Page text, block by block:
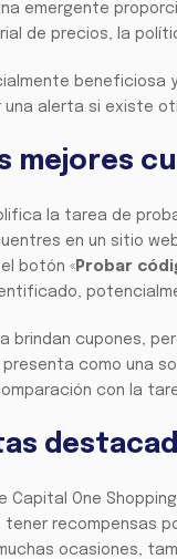
emergente
de precios, la
beneficiosa
una alerta si existe
mejores
la tarea de
en un sitio
botón « Probar
brindan cupones,
presenta como una
con la
Capital One
recompensas
ocasiones,